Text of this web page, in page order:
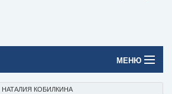
МЕНЮ
НАТАЛИЯ КОБИЛКИНА